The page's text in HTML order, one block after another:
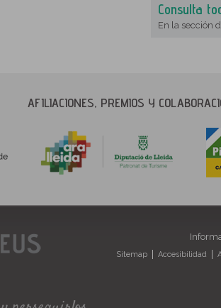
Consulta
En la sección
AFILIACIONES, PREMIOS Y
Sitemap Accesibilidad